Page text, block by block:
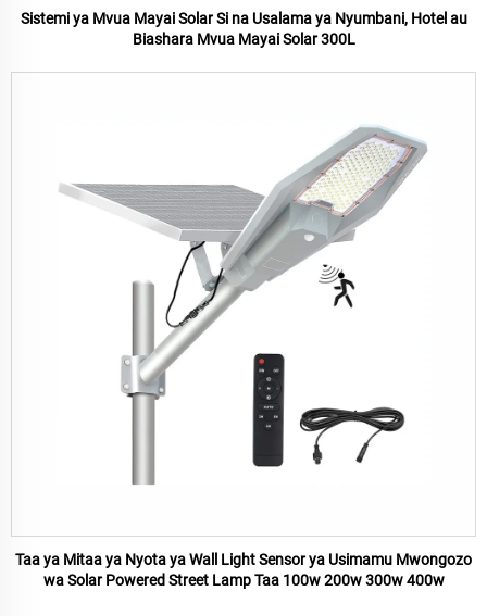
Sistemi ya Mvua Mayai Solar Si na Usalama ya Nyumbani, Hotel au
Biashara Mvua Mayai Solar 300L
Taa ya Mitaa ya Nyota ya Wall Light Sensor ya Usimamu Mwongozo
wa Solar Powered Street Lamp Taa 100w 200w 300w 400w